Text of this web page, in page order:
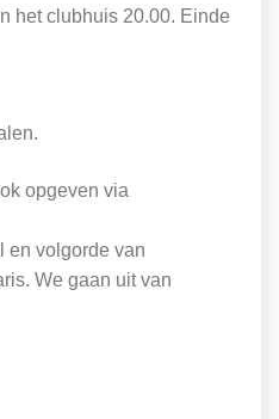
het clubhuis 20.00. Einde
opgeven via
en volgorde van
We gaan uit van